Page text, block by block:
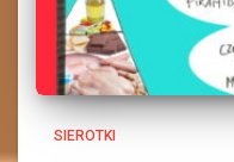
SIEROTKI